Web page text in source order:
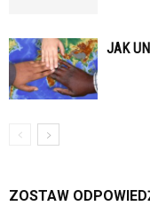
JAK
ZOSTAW